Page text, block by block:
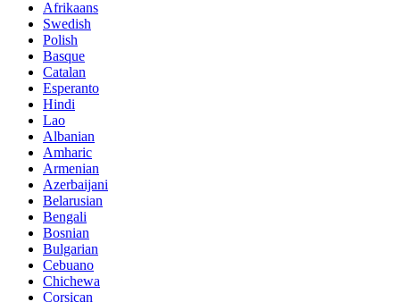
Afrikaans
Swedish
Polish
Basque
Catalan
Esperanto
Hindi
Lao
Albanian
Amharic
Armenian
Azerbaijani
Belarusian
Bengali
Bosnian
Bulgarian
Cebuano
Chichewa
Corsican